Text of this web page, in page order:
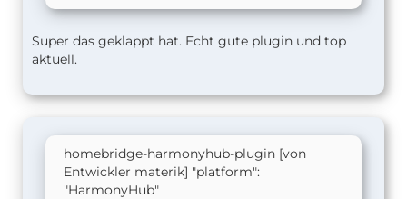
Super das geklappt hat. Echt gute plugin und top
aktuell.
homebridge-harmonyhub-plugin [von
Entwickler materik] "platform":
"HarmonyHub"